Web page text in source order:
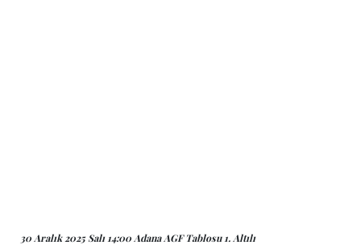
30 Aralık 2025 Salı 14:00 Adana AGF Tablosu 1. Altılı